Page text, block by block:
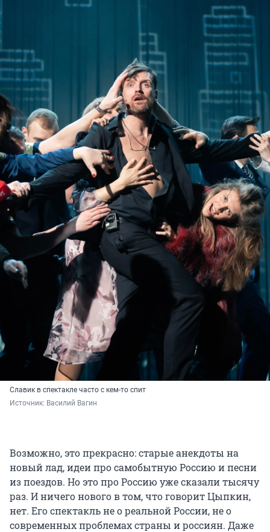
Славик в спектакле часто с кем-то спит
Источник: Василий Вагин
Возможно, это прекрасно: старые анекдоты на
новый лад, идеи про самобытную Россию и песни
из поездов. Но это про Россию уже сказали тысячу
раз. И ничего нового в том, что говорит Цыпкин,
нет. Его спектакль не о реальной России, не о
современных проблемах страны и россиян. Даже